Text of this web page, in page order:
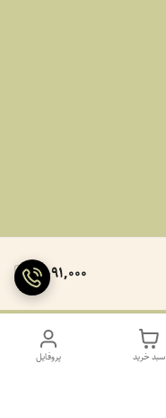
2,091,000
پروفایل سبد خرید